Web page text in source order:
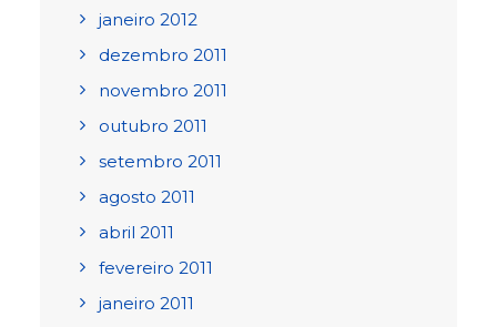
janeiro 2012
dezembro 2011
novembro 2011
outubro 2011
setembro 2011
agosto 2011
abril 2011
fevereiro 2011
janeiro 2011